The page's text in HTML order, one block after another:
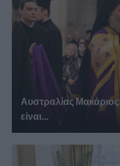
Αυστραλίας
είναι...